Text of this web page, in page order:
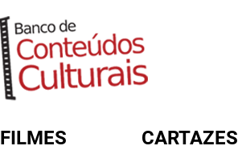
FILMES CARTAZES